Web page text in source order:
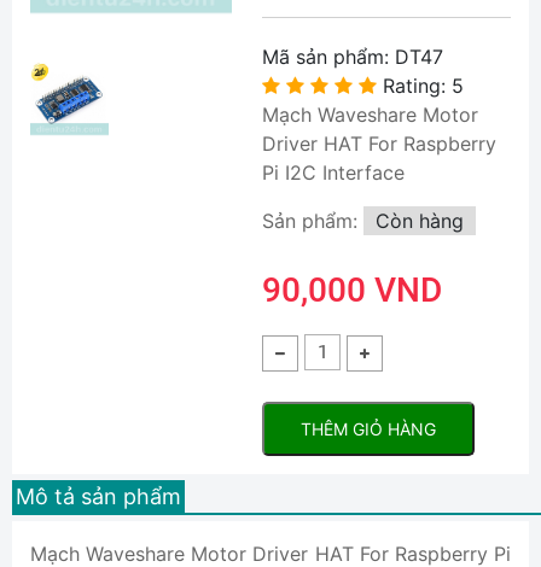
Mã sản phẩm: DT47
Rating: 5
Mạch Waveshare Motor
Driver HAT For Raspberry
Pi I2C Interface
Sản phẩm:
Còn hàng
90,000 VND
THÊM GIỎ HÀNG
Mô tả sản phẩm
Mạch Waveshare Motor Driver HAT For Raspberry Pi